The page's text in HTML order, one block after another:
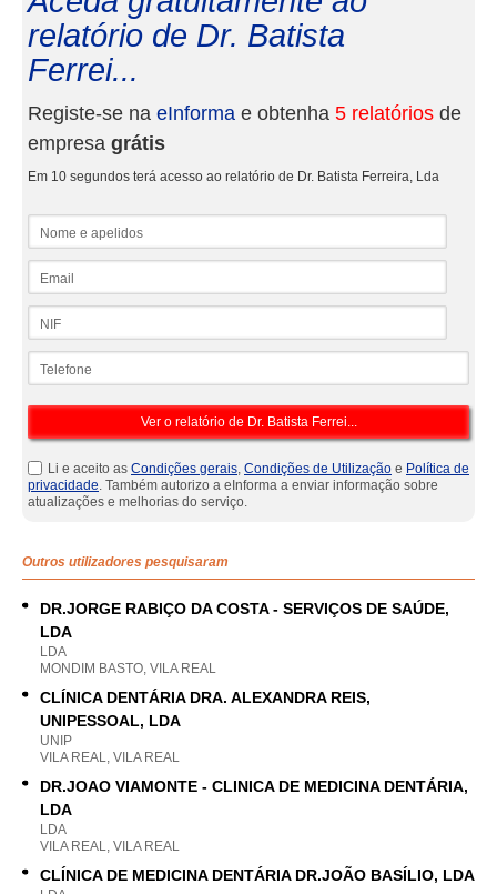
relatório de Dr. Batista
Ferrei...
Registe-se na eInforma e obtenha 5 relatórios de
empresa grátis
Em 10 segundos terá acesso ao relatório de Dr. Batista Ferreira, Lda
Li e aceito as Condições gerais, Condições de Utilização e Política de
privacidade. Também autorizo a eInforma a enviar informação sobre
atualizações e melhorias do serviço.
Outros utilizadores pesquisaram
DR.JORGE RABIÇO DA COSTA - SERVIÇOS DE SAÚDE,
LDA
LDA
MONDIM BASTO, VILA REAL
CLÍNICA DENTÁRIA DRA. ALEXANDRA REIS,
UNIPESSOAL, LDA
UNIP
VILA REAL, VILA REAL
DR.JOAO VIAMONTE - CLINICA DE MEDICINA DENTÁRIA,
LDA
LDA
VILA REAL, VILA REAL
CLÍNICA DE MEDICINA DENTÁRIA DR.JOÃO BASÍLIO, LDA